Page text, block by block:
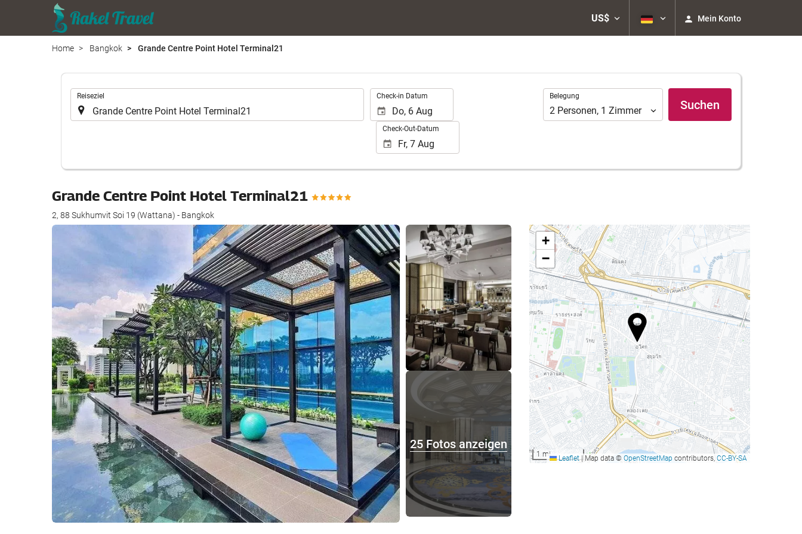
US$ Mein Konto
Home Bangkok Grande Centre Point Hotel Terminal21
Reiseziel Check-in Datum
Check-Out-Datum
Belegung
Belegung
2 Personen, 1 Zimmer Suchen
Grande Centre Point Hotel Terminal21
2, 88 Sukhumvit Soi 19 (Wattana) - Bangkok
25 Fotos anzeigen
25 Fotos anzeigen
+
−
1 mi Leaflet |Map data © OpenStreetMap contributors, CC-BY-SA